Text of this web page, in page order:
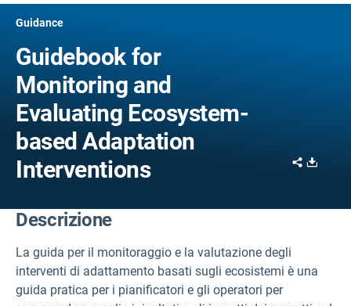
Guidance
Guidebook for
Monitoring and
Evaluating Ecosystem-
based Adaptation
Interventions
Share
Descrizione
La guida per il monitoraggio e la valutazione degli
interventi di adattamento basati sugli ecosistemi è una
guida pratica per i pianificatori e gli operatori per